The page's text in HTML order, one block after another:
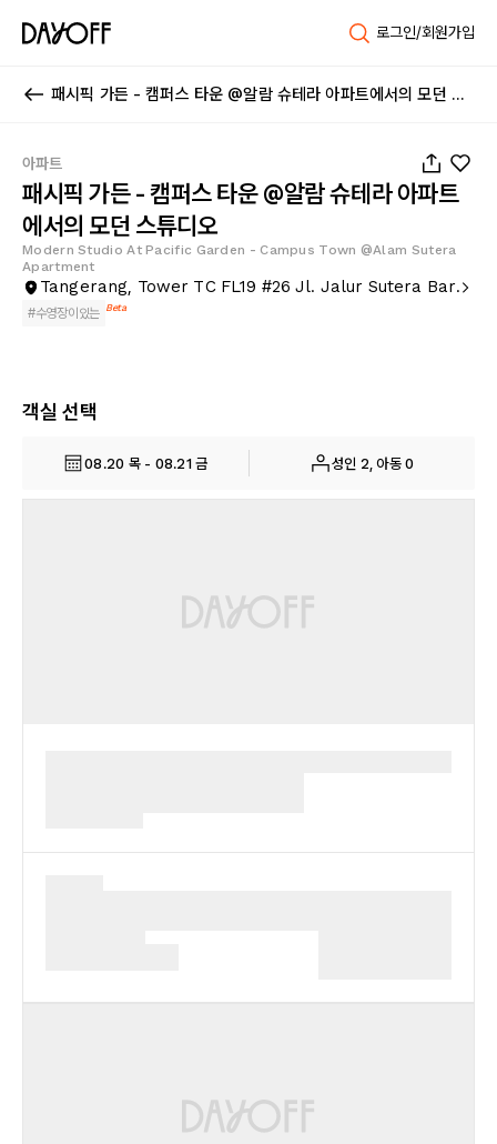
로그인/회원가입
패시픽 가든 - 캠퍼스 타운 @알람 슈테라 아파트에서의 모던 스튜디오
아파트
패시픽 가든 - 캠퍼스 타운 @알람 슈테라 아파트
에서의 모던 스튜디오
Modern Studio At Pacific Garden - Campus Town @Alam Sutera
Apartment
Tangerang, Tower TC FL19 #26 Jl. Jalur Sutera Bar.
#수영장이있는 Beta
객실 선택
08.20 목 - 08.21 금 성인 2, 아동 0